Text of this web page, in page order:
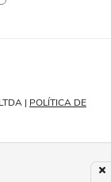
| POLÍTICA DE